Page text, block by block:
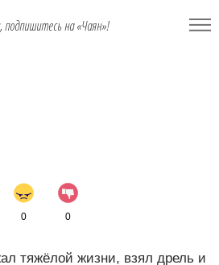
подпишитесь на «Чаян»!
0 0
тяжёлой жизни, взял дрель и